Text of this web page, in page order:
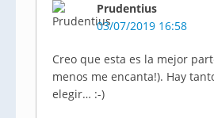
Prudentius
03/07/2019 16:58
Creo que esta es la mejor
menos me encanta!). Hay
elegir… :-)